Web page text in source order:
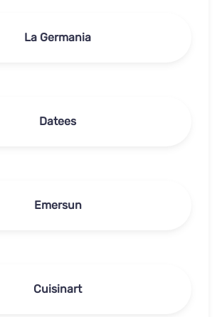
La Germania
Datees
Emersun
Cuisinart